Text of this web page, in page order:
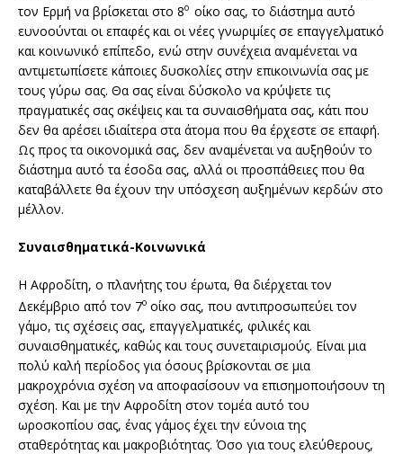
τον Ερμή να βρίσκεται στο 8ο οίκο σας, το διάστημα αυτό
ευνοούνται οι επαφές και οι νέες γνωριμίες σε επαγγελματικό
και κοινωνικό επίπεδο, ενώ στην συνέχεια αναμένεται να
αντιμετωπίσετε κάποιες δυσκολίες στην επικοινωνία σας με
τους γύρω σας. Θα σας είναι δύσκολο να κρύψετε τις
πραγματικές σας σκέψεις και τα συναισθήματα σας, κάτι που
δεν θα αρέσει ιδιαίτερα στα άτομα που θα έρχεστε σε επαφή.
Ως προς τα οικονομικά σας, δεν αναμένεται να αυξηθούν το
διάστημα αυτό τα έσοδα σας, αλλά οι προσπάθειες που θα
καταβάλλετε θα έχουν την υπόσχεση αυξημένων κερδών στο
μέλλον.
Συναισθηματικά-Κοινωνικά
Η Αφροδίτη, ο πλανήτης του έρωτα, θα διέρχεται τον
Δεκέμβριο από τον 7ο οίκο σας, που αντιπροσωπεύει τον
γάμο, τις σχέσεις σας, επαγγελματικές, φιλικές και
συναισθηματικές, καθώς και τους συνεταιρισμούς. Είναι μια
πολύ καλή περίοδος για όσους βρίσκονται σε μια
μακροχρόνια σχέση να αποφασίσουν να επισημοποιήσουν τη
σχέση. Και με την Αφροδίτη στον τομέα αυτό του
ωροσκοπίου σας, ένας γάμος έχει την εύνοια της
σταθερότητας και μακροβιότητας. Όσο για τους ελεύθερους,